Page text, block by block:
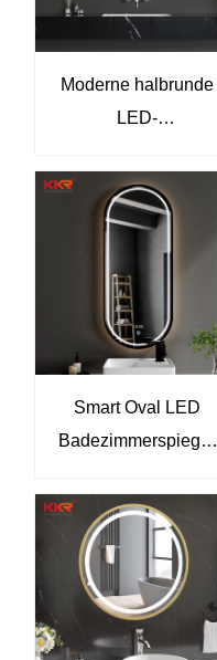
Moderne halbrunde
LED-
Luxus-
Wandmaskenspiegel
für Hotels &
Schlafzimmer
Smart Oval LED
Badezimmerspiegel
- dimmbare
Hintergrundschaftssp
iegel Kingkonree